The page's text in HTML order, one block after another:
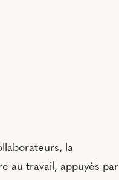
la
au travail, appuyés par